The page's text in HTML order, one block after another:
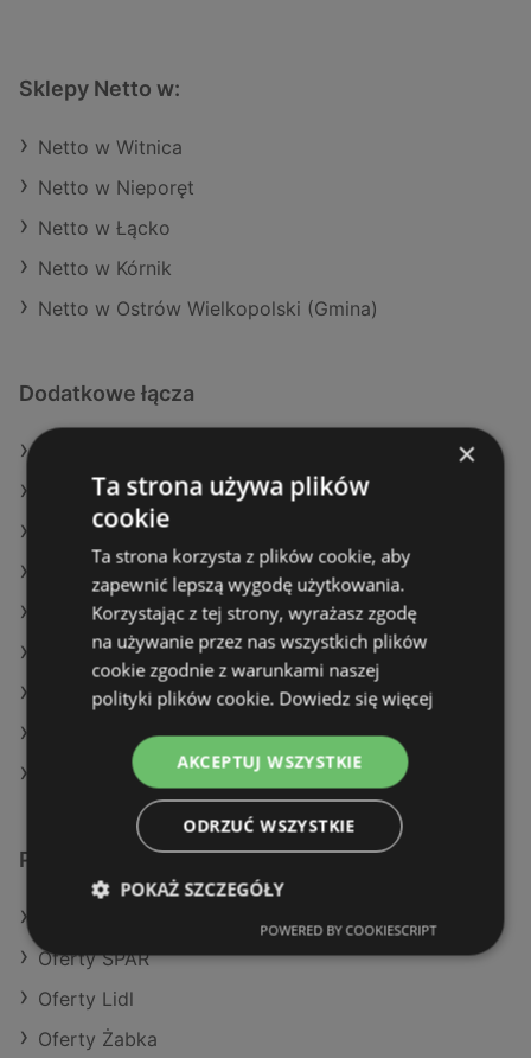
Sklepy Netto w:
Netto w Witnica
Netto w Nieporęt
Netto w Łącko
Netto w Kórnik
Netto w Ostrów Wielkopolski (Gmina)
Dodatkowe łącza
Oferty Dino
Oferty E.Leclerc
Aktualne gazetki Kaufland
Aktualne gazetki Aldi
Aktualne gazetki Dino
Aktualne gazetki POLOmarket
Aktualne gazetki Auchan
Sklepy Netto w Międzyzdroje
Podobne sklepy detaliczne
Oferty SPAR
Oferty Lidl
Oferty Żabka
×
Ta strona używa plików
cookie
Ta strona korzysta z plików cookie, aby
zapewnić lepszą wygodę użytkowania.
Korzystając z tej strony, wyrażasz zgodę
na używanie przez nas wszystkich plików
cookie zgodnie z warunkami naszej
polityki plików cookie. Dowiedz się więcej
AKCEPTUJ WSZYSTKIE
ODRZUĆ WSZYSTKIE
POKAŻ SZCZEGÓŁY
POWERED BY COOKIESCRIPT